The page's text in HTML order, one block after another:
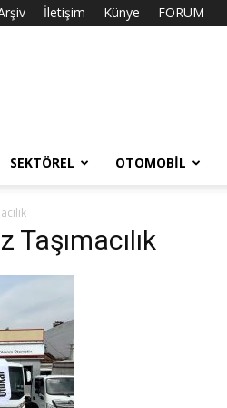
İletişim Künye FORUM
SEKTÖREL OTOMOBIL